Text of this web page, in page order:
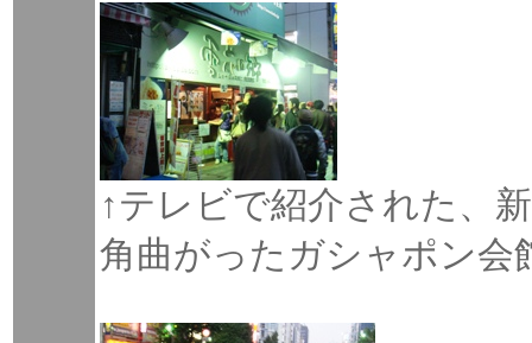
↑テレビで紹介された、
角曲がったガシャポン会